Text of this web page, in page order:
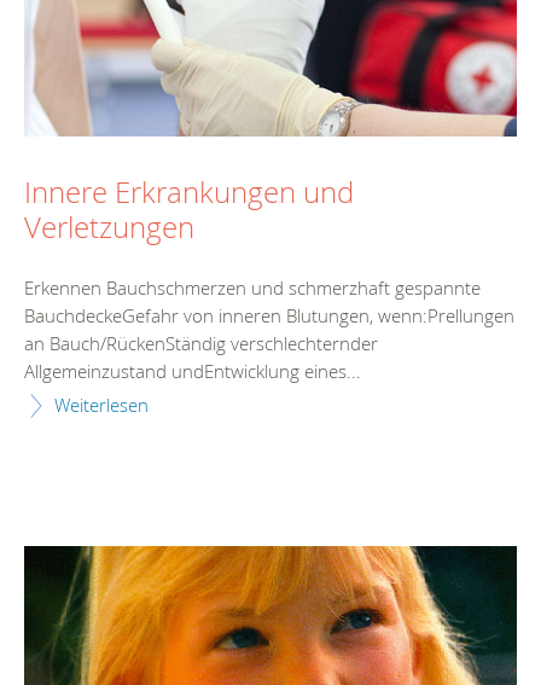
Innere Erkrankungen und
Verletzungen
Erkennen Bauchschmerzen und schmerzhaft gespannte
BauchdeckeGefahr von inneren Blutungen, wenn:Prellungen
an Bauch/RückenStändig verschlechternder
Allgemeinzustand undEntwicklung eines...
Weiterlesen